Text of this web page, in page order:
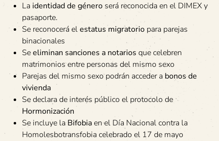
La identidad de género será reconocida en el DIMEX y
pasaporte.
Se reconocerá elestatus migratorio para parejas
binacionales
Seeliminan sanciones a notarios que celebren
matrimonios entre personas del mismo sexo
Parejas del mismo sexo podrán acceder a bonos de
vivienda
Se declara de interés público el protocolo de
Hormonización
Se incluye laBifobiaen el Día Nacional contra la
Homolesbotransfobia celebrado el 17 de mayo